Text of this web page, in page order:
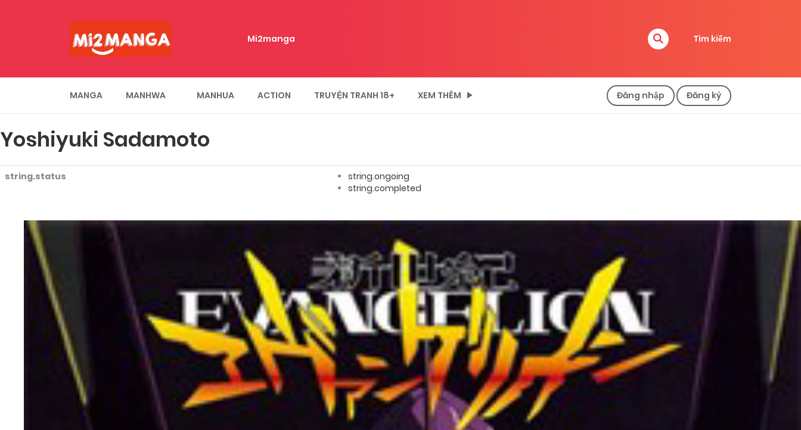
Mi2manga Tìm kiếm
MANGA MANHWA MANHUA ACTION TRUYỆN TRANH 18+ XEM THÊM Đăng nhập Đăng ký
Yoshiyuki Sadamoto
string.status
string.ongoing
string.completed